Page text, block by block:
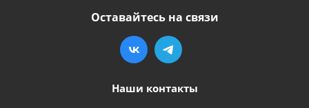
Оставайтесь на связи
Наши контакты